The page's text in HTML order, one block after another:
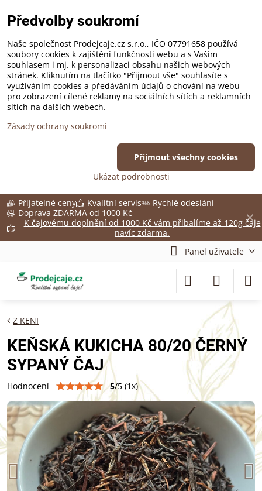
✕
Přijatelné ceny Kvalitní servis
Rychlé odeslání
Doprava ZDARMA od 1000 Kč
K čajovému doplnění od 1000 Kč vám přibalíme až 120g čaje
navíc zdarma.
Panel uživatele
Z KENI
KEŇSKÁ KUKICHA 80/20 ČERNÝ
SYPANÝ ČAJ
Hodnocení 5/5 (1x)
Předvolby soukromí
Naše společnost Prodejcaje.cz s.r.o., IČO 07791658 používá
soubory cookies k zajištění funkčnosti webu a s Vaším
souhlasem i mj. k personalizaci obsahu našich webových
stránek. Kliknutím na tlačítko "Přijmout vše" souhlasíte s
využíváním cookies a předáváním údajů o chování na webu
pro zobrazení cílené reklamy na sociálních sítích a reklamních
sítích na dalších webech.
Zásady ochrany soukromí
Ukázat podrobnosti
Přijmout všechny cookies